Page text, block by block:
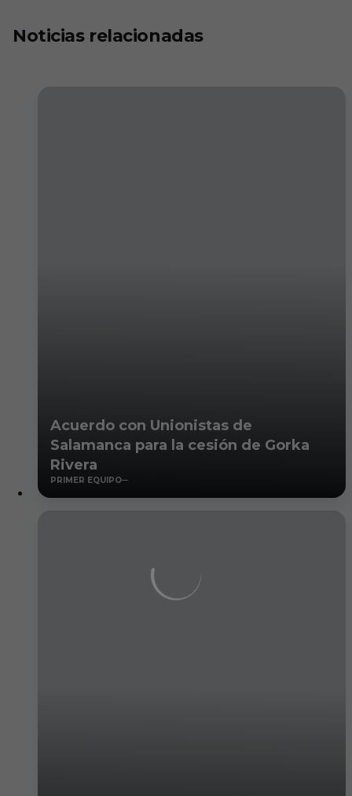
Noticias relacionadas
Acuerdo con Unionistas de
Salamanca para la cesión de Gorka
Rivera
PRIMER EQUIPO